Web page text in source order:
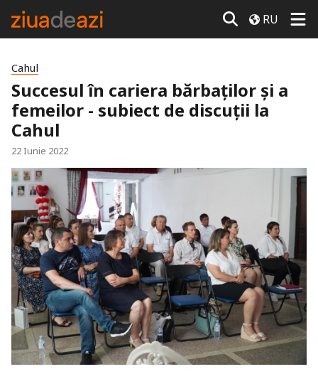
RU
Cahul
Succesul în cariera bărbaților și a
femeilor - subiect de discuții la
Cahul
22 Iunie 2022